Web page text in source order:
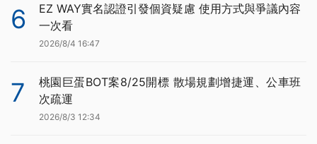
6
EZ WAY實名認證引發個資疑慮 使用方式與爭議內容
一次看
2026/8/4 16:47
7
桃園巨蛋BOT案8/25開標 散場規劃增捷運、公車班
次疏運
2026/8/3 12:34